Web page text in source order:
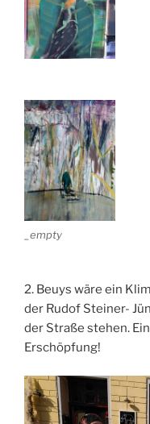
_empty
2. Beuys wäre ein
der Rudof Steiner-
der Straße stehen.
Erschöpfung!